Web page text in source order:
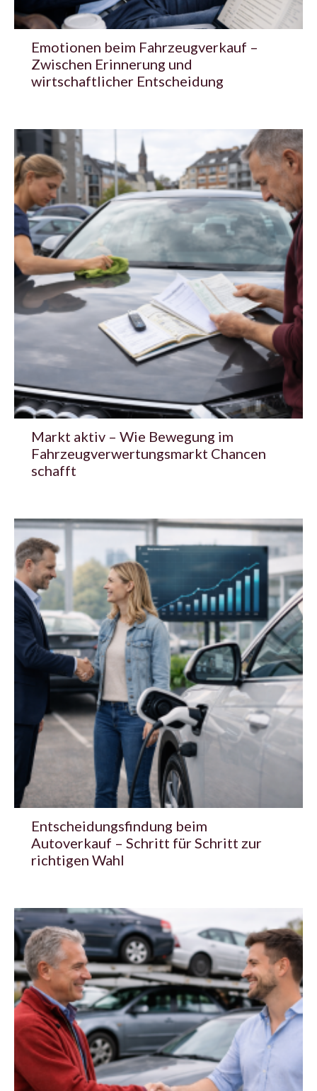
Emotionen beim Fahrzeugverkauf –
Zwischen Erinnerung und
wirtschaftlicher Entscheidung
Markt aktiv – Wie Bewegung im
Fahrzeugverwertungsmarkt Chancen
schafft
Entscheidungsfindung beim
Autoverkauf – Schritt für Schritt zur
richtigen Wahl